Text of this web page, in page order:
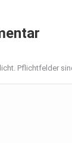
Pflichtfelder